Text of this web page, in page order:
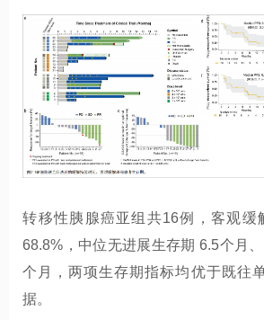
转移性胰腺癌亚组共16例，客观缓
68.8%，中位无进展生存期 6.5个月
个月，两项生存期指标均优于既往
据。